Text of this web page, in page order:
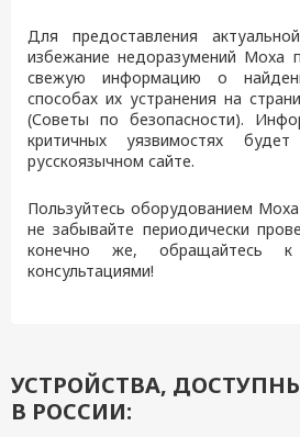
Для предоставления
избежание недоразумений Moxa
свежую информацию о
способах их устранения на
(Советы по безопасности).
критичных уязвимостях
русскоязычном сайте.
Пользуйтесь оборудованием
не забывайте периодически
конечно же, обращайтесь
консультациями!
УСТРОЙСТВА,
В РОССИИ: